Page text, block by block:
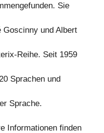
Sie
Goscinny und Albert
Reihe. Seit 1959
Sprachen und
Sprache.
Informationen finden